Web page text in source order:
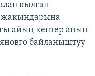
кылган
жакындарына
айың кептер анын
байланыштуу